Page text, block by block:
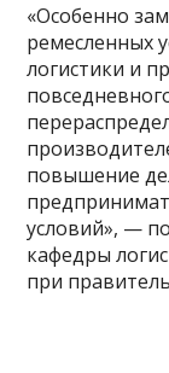
«Особенно
ремесленных
логистики и
повышение
условий», —
кафедры
при